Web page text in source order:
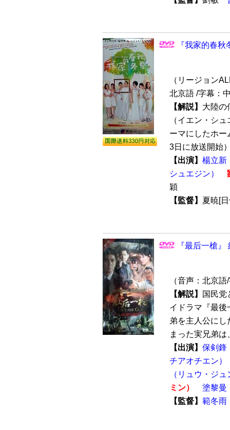
『我家的春
（リージョン
北京語 /字幕：
【解説】 大陸の
（イエン・シ
ーマにしたホ
3日に放送開始
【出演】 楊立新
シュエジン）
穎
【監督】 夏暁[
『最后一槍
（音声：北京
【解説】
国民
イドラマ『最後
弟を主人公にし
まった実兄弟
【出演】 保剣鋒
チアオチエン）
（リュウ・ジュ
ミン）
塗黎曼
【監督】 範冬雨